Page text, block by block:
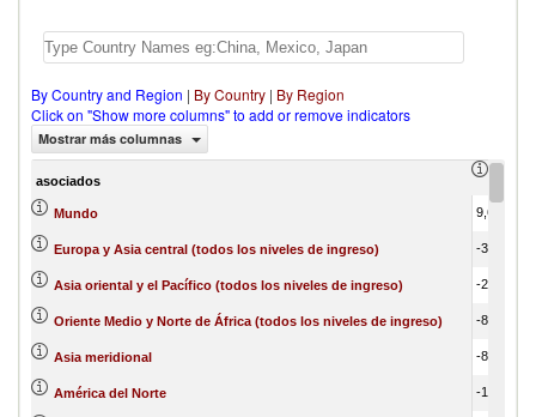
By Country and Region | By Country | By Region
Click on "Show more columns" to add or remove indicators
Mostrar más columnas
asociados
Mundo
Europa y Asia central (todos los niveles de ingreso)
Asia oriental y el Pacífico (todos los niveles de ingreso)
Oriente Medio y Norte de África (todos los niveles de ingreso)
Asia meridional
América del Norte